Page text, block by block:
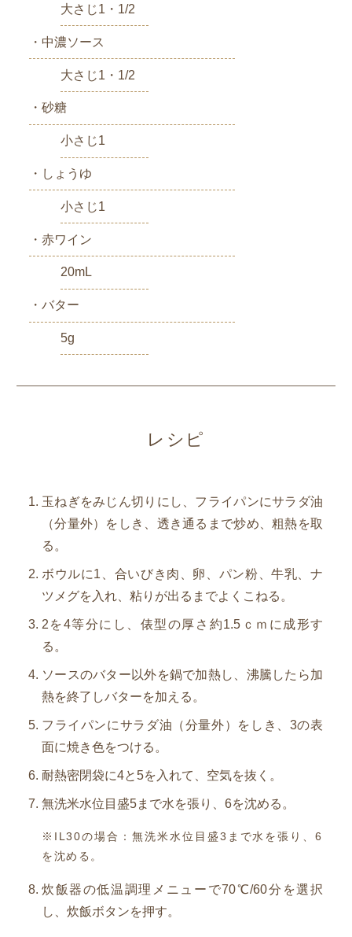
大さじ1・1/2
・中濃ソース
大さじ1・1/2
・砂糖
小さじ1
・しょうゆ
小さじ1
・赤ワイン
20mL
・バター
5g
レシピ
玉ねぎをみじん切りにし、フライパンにサラダ油
（分量外）をしき、透き通るまで炒め、粗熱を取
る。
ボウルに1、合いびき肉、卵、パン粉、牛乳、ナ
ツメグを入れ、粘りが出るまでよくこねる。
2を4等分にし、俵型の厚さ約1.5ｃｍに成形す
る。
ソースのバター以外を鍋で加熱し、沸騰したら加
熱を終了しバターを加える。
フライパンにサラダ油（分量外）をしき、3の表
面に焼き色をつける。
耐熱密閉袋に4と5を入れて、空気を抜く。
無洗米水位目盛5まで水を張り、6を沈める。
※IL30の場合：無洗米水位目盛3まで水を張り、6
を沈める。
炊飯器の低温調理メニューで70℃/60分を選択
し、炊飯ボタンを押す。